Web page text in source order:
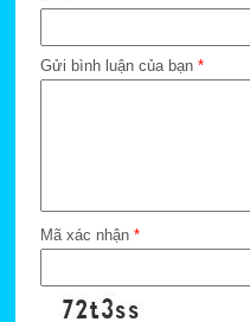
Gửi bình luận của bạn *
Mã xác nhận *